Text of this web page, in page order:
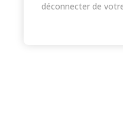
déconnecter de